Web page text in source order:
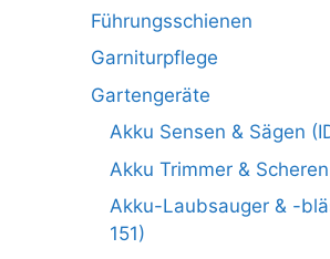
Führungsschienen
Garniturpflege
Gartengeräte
Akku Sensen & Sägen
Akku Trimmer & Scheren
Akku-Laubsauger & -
151)